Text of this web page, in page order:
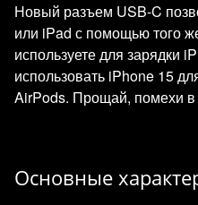
Новый разъем USB-C
или iPad с помощью того
используете для зарядки
использовать iPhone 15
AirPods. Прощай, помехи в
Основные